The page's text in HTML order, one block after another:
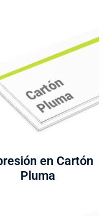
en Cartón
Pluma